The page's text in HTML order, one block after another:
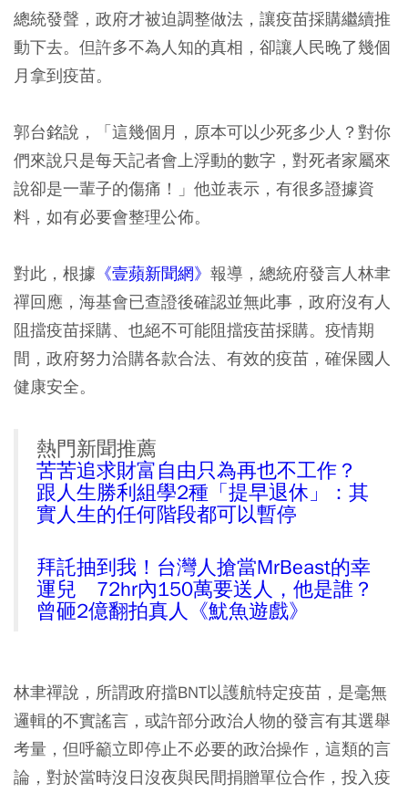
總統發聲，政府才被迫調整做法，讓疫苗採購繼續推
動下去。但許多不為人知的真相，卻讓人民晚了幾個
月拿到疫苗。
郭台銘說，「這幾個月，原本可以少死多少人？對你
們來說只是每天記者會上浮動的數字，對死者家屬來
說卻是一輩子的傷痛！」他並表示，有很多證據資
料，如有必要會整理公佈。
對此，根據 《壹蘋新聞網》 報導，總統府發言人林聿
禪回應，海基會已查證後確認並無此事，政府沒有人
阻擋疫苗採購、也絕不可能阻擋疫苗採購。疫情期
間，政府努力洽購各款合法、有效的疫苗，確保國人
健康安全。
熱門新聞推薦
苦苦追求財富自由只為再也不工作？
跟人生勝利組學2種「提早退休」：其
實人生的任何階段都可以暫停
拜託抽到我！台灣人搶當MrBeast的幸
運兒 72hr內150萬要送人，他是誰？
曾砸2億翻拍真人《魷魚遊戲》
林聿禪說，所謂政府擋BNT以護航特定疫苗，是毫無
邏輯的不實謠言，或許部分政治人物的發言有其選舉
考量，但呼籲立即停止不必要的政治操作，這類的言
論，對於當時沒日沒夜與民間捐贈單位合作，投入疫